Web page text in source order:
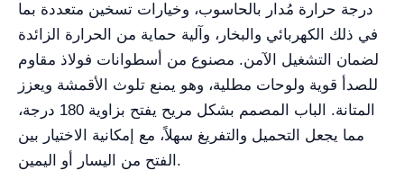
درجة حرارة مُدار بالحاسوب، وخيارات تسخين متعددة بما
في ذلك الكهربائي والبخار، وآلية حماية من الحرارة الزائدة
لضمان التشغيل الآمن. مصنوع من أسطوانات فولاذ مقاوم
للصدأ قوية ولوحات مطلية، وهو يمنع تلوث الأقمشة ويعزز
المتانة. الباب المصمم بشكل مريح يفتح بزاوية 180 درجة،
مما يجعل التحميل والتفريغ سهلاً، مع إمكانية الاختيار بين
الفتح من اليسار أو اليمين.